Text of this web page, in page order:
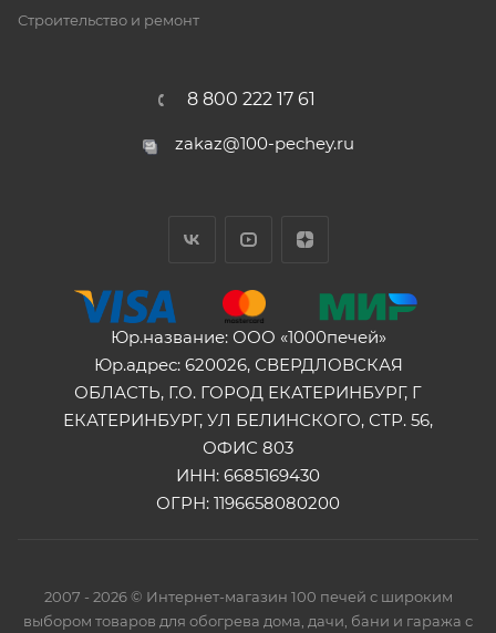
Строительство и ремонт
8 800 222 17 61
zakaz@100-pechey.ru
Юр.название: ООО «1000печей»
Юр.адрес: 620026, СВЕРДЛОВСКАЯ
ОБЛАСТЬ, Г.О. ГОРОД ЕКАТЕРИНБУРГ, Г
ЕКАТЕРИНБУРГ, УЛ БЕЛИНСКОГО, СТР. 56,
ОФИС 803
ИНН: 6685169430
ОГРН: 1196658080200
2007 - 2026 © Интернет-магазин 100 печей с широким
выбором товаров для обогрева дома, дачи, бани и гаража с